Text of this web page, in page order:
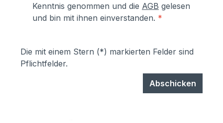
Kenntnis genommen und die AGB gelesen
und bin mit ihnen einverstanden. *
Die mit einem Stern (*) markierten Felder sind
Pflichtfelder.
Abschicken